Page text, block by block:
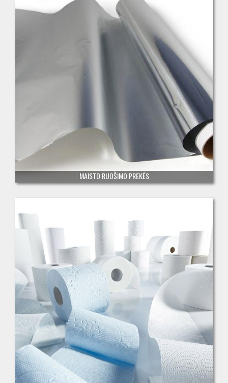
MAISTO RUOŠIMO PREKĖS